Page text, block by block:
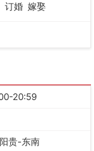
订婚 嫁娶
20:59
贵-东南